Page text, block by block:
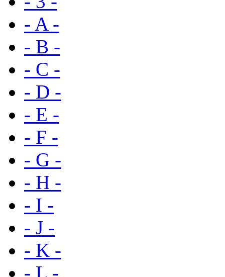
- A -
- B -
- C -
- D -
- E -
- F -
- G -
- H -
- I -
- J -
- K -